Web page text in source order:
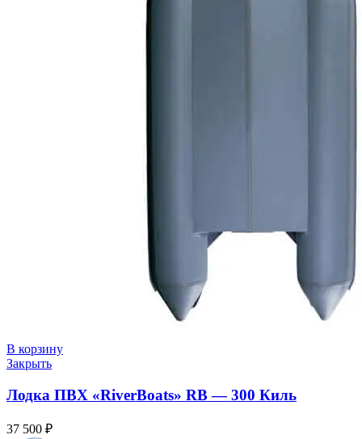
В корзину
Закрыть
Лодка ПВХ «RiverBoats» RB — 300 Киль
37 500 ₽